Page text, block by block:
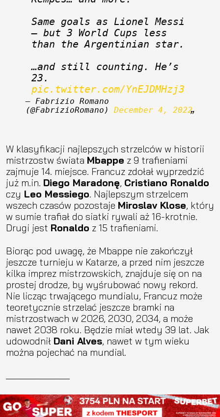
Same goals as Lionel Messi
— but 3 World Cups less
than the Argentinian star.
…and still counting. He’s
pic.twitter.com/YnEJDMHzj3
— Fabrizio Romano
(@FabrizioRomano) December 4, 2022
W klasyfikacji najlepszych strzelców w historii
mistrzostw świata Mbappe z 9 trafieniami
zajmuje 14. miejsce. Francuz zdołał wyprzedzić
już m.in. Diego Maradonę, Cristiano Ronaldo
czy Leo Messiego. Najlepszym strzelcem
wszech czasów pozostaje Miroslav Klose, który
w sumie trafiał do siatki rywali aż 16-krotnie.
Drugi jest Ronaldo z 15 trafieniami.
Biorąc pod uwagę, że Mbappe nie zakończył
jeszcze turnieju w Katarze, a przed nim jeszcze
kilka imprez mistrzowskich, znajduje się on na
prostej drodze, by wyśrubować nowy rekord.
Nie licząc trwającego mundialu, Francuz może
teoretycznie strzelać jeszcze bramki na
mistrzostwach w 2026, 2030, 2034, a może
nawet 2038 roku. Będzie miał wtedy 39 lat. Jak
udowodnił Dani Alves, nawet w tym wieku
można pojechać na mundial.